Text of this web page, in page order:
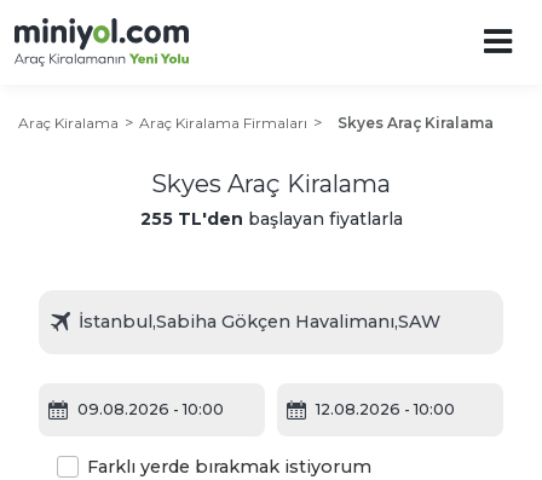
Araç Kiralama Araç Kiralama Firmaları Skyes Araç Kiralama
Skyes Araç Kiralama
255 TL'den başlayan fiyatlarla
09.08.2026 - 10:00 12.08.2026 - 10:00
Farklı yerde bırakmak istiyorum